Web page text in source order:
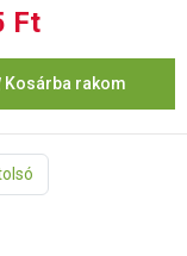
Ft
Kosárba rakom